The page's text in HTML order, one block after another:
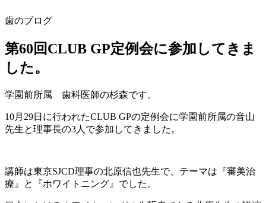
歯のブログ
第60回CLUB GP定例会に参加してきま
した。
学園前所属 歯科医師の杉森です。
10月29日に行われたCLUB GPの定例会に学園前所属の音山
先生と理事長の3人で参加してきました。
講師は東京SJCD理事の北原信也先生で、テーマは『審美治
療』と『ホワイトニング』でした。